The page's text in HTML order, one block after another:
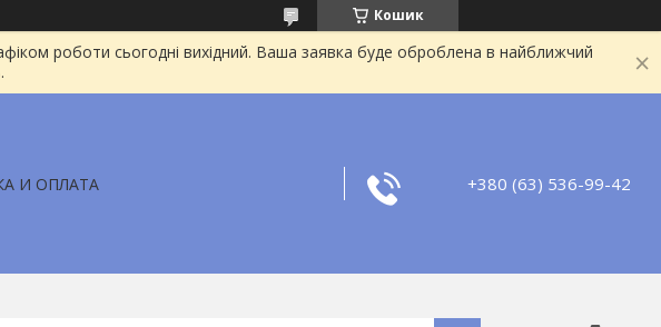
Кошик
роботи сьогодні вихідний. Ваша заявка буде оброблена в найближчий
И ОПЛАТА +380 (63) 536-99-42